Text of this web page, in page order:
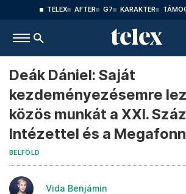
TELEX AFTER G7 KARAKTER
Deák Dániel: Saját
kezdeményezésemre
közös munkát a XXI.
Intézettel és a
BELFÖLD
Vida Benjámin